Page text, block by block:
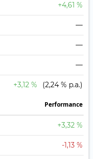
+4,61 %
—
—
—
+3,12 % (2,24 % p.a.)
Performance
+3,32 %
-1,13 %